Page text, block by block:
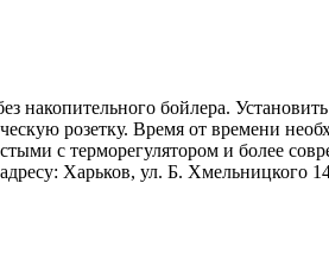
накопительного бойлера.
розетку. Время от времени
с терморегулятором и более
Харьков, ул. Б. Хмельницкого